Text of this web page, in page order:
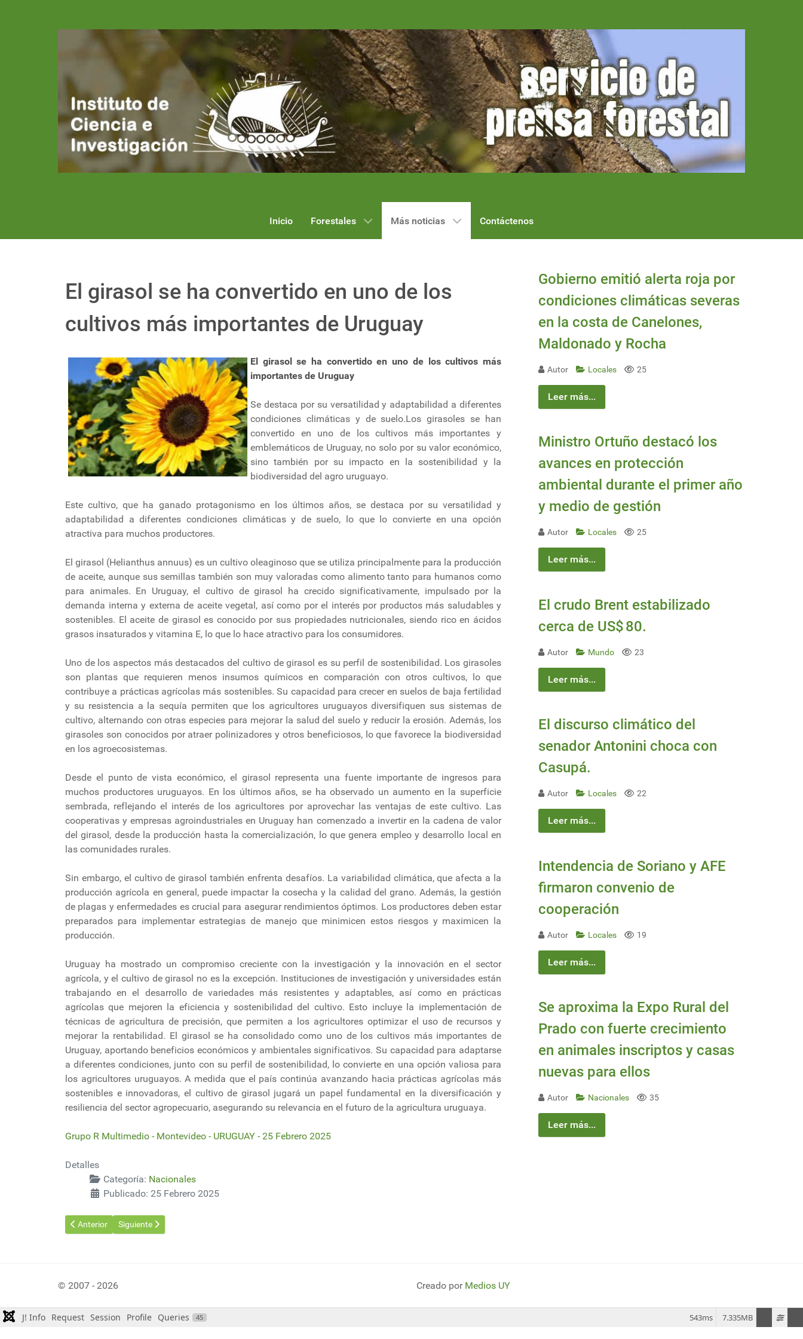
Inicio Forestales Más noticias Contáctenos
El girasol se ha convertido en uno de los
cultivos más importantes de Uruguay
El girasol se ha convertido en uno de los cultivos más
importantes de Uruguay
Se destaca por su versatilidad y adaptabilidad a diferentes
condiciones climáticas y de suelo.Los girasoles se han
convertido en uno de los cultivos más importantes y
emblemáticos de Uruguay, no solo por su valor económico,
sino también por su impacto en la sostenibilidad y la
biodiversidad del agro uruguayo.
Este cultivo, que ha ganado protagonismo en los últimos años, se destaca por su versatilidad y
adaptabilidad a diferentes condiciones climáticas y de suelo, lo que lo convierte en una opción
atractiva para muchos productores.
El girasol (Helianthus annuus) es un cultivo oleaginoso que se utiliza principalmente para la producción
de aceite, aunque sus semillas también son muy valoradas como alimento tanto para humanos como
para animales. En Uruguay, el cultivo de girasol ha crecido significativamente, impulsado por la
demanda interna y externa de aceite vegetal, así como por el interés por productos más saludables y
sostenibles. El aceite de girasol es conocido por sus propiedades nutricionales, siendo rico en ácidos
grasos insaturados y vitamina E, lo que lo hace atractivo para los consumidores.
Uno de los aspectos más destacados del cultivo de girasol es su perfil de sostenibilidad. Los girasoles
son plantas que requieren menos insumos químicos en comparación con otros cultivos, lo que
contribuye a prácticas agrícolas más sostenibles. Su capacidad para crecer en suelos de baja fertilidad
y su resistencia a la sequía permiten que los agricultores uruguayos diversifiquen sus sistemas de
cultivo, alternando con otras especies para mejorar la salud del suelo y reducir la erosión. Además, los
girasoles son conocidos por atraer polinizadores y otros beneficiosos, lo que favorece la biodiversidad
en los agroecosistemas.
Desde el punto de vista económico, el girasol representa una fuente importante de ingresos para
muchos productores uruguayos. En los últimos años, se ha observado un aumento en la superficie
sembrada, reflejando el interés de los agricultores por aprovechar las ventajas de este cultivo. Las
cooperativas y empresas agroindustriales en Uruguay han comenzado a invertir en la cadena de valor
del girasol, desde la producción hasta la comercialización, lo que genera empleo y desarrollo local en
las comunidades rurales.
Sin embargo, el cultivo de girasol también enfrenta desafíos. La variabilidad climática, que afecta a la
producción agrícola en general, puede impactar la cosecha y la calidad del grano. Además, la gestión
de plagas y enfermedades es crucial para asegurar rendimientos óptimos. Los productores deben estar
preparados para implementar estrategias de manejo que minimicen estos riesgos y maximicen la
producción.
Uruguay ha mostrado un compromiso creciente con la investigación y la innovación en el sector
agrícola, y el cultivo de girasol no es la excepción. Instituciones de investigación y universidades están
trabajando en el desarrollo de variedades más resistentes y adaptables, así como en prácticas
agrícolas que mejoren la eficiencia y sostenibilidad del cultivo. Esto incluye la implementación de
técnicas de agricultura de precisión, que permiten a los agricultores optimizar el uso de recursos y
mejorar la rentabilidad. El girasol se ha consolidado como uno de los cultivos más importantes de
Uruguay, aportando beneficios económicos y ambientales significativos. Su capacidad para adaptarse
a diferentes condiciones, junto con su perfil de sostenibilidad, lo convierte en una opción valiosa para
los agricultores uruguayos. A medida que el país continúa avanzando hacia prácticas agrícolas más
sostenibles e innovadoras, el cultivo de girasol jugará un papel fundamental en la diversificación y
resiliencia del sector agropecuario, asegurando su relevancia en el futuro de la agricultura uruguaya.
Grupo R Multimedio - Montevideo - URUGUAY - 25 Febrero 2025
Detalles
Categoría: Nacionales
Publicado: 25 Febrero 2025
Artículo anterior: Finaliza plazo de inscripciones para Tecnólogo en Sistemas Integrados de Producción Agropecuaria.
Anterior Artículo siguiente: Curso del Plan Agropecuario sobre manejo de pasturas cultivadas
Siguiente
Gobierno emitió alerta roja por
condiciones climáticas severas
en la costa de Canelones,
Maldonado y Rocha
Autor Locales 25
Leer más...
Ministro Ortuño destacó los
avances en protección
ambiental durante el primer año
y medio de gestión
Autor Locales 25
Leer más...
El crudo Brent estabilizado
cerca de US$ 80.
Autor Mundo 23
Leer más...
El discurso climático del
senador Antonini choca con
Casupá.
Autor Locales 22
Leer más...
Intendencia de Soriano y AFE
firmaron convenio de
cooperación
Autor Locales 19
Leer más...
Se aproxima la Expo Rural del
Prado con fuerte crecimiento
en animales inscriptos y casas
nuevas para ellos
Autor Nacionales 35
Leer más...
© 2007 - 2026 Creado por Medios UY
J! Info Request Session Profile Queries 45 7.335MB
543ms